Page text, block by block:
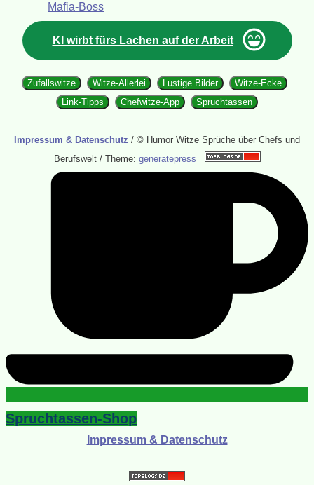
Mafia-Boss
KI wirbt fürs Lachen auf der Arbeit
Zufallswitze Witze-Allerlei Lustige Bilder
Witze-Ecke
Link-Tipps
Chefwitze-App Spruchtassen
Impressum & Datenschutz / © Humor Witze Sprüche über Chefs und
Berufswelt / Theme: generatepress
Spruchtassen-Shop
Impressum & Datenschutz